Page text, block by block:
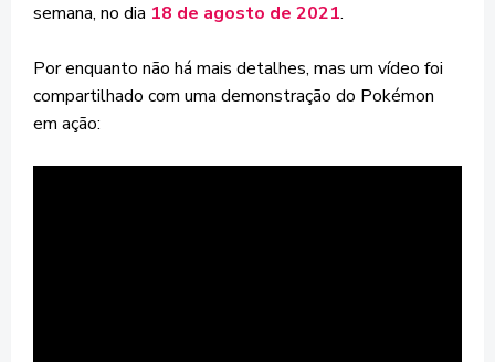
semana, no dia 18 de agosto de 2021.
Por enquanto não há mais detalhes, mas um vídeo foi
compartilhado com uma demonstração do Pokémon
em ação: